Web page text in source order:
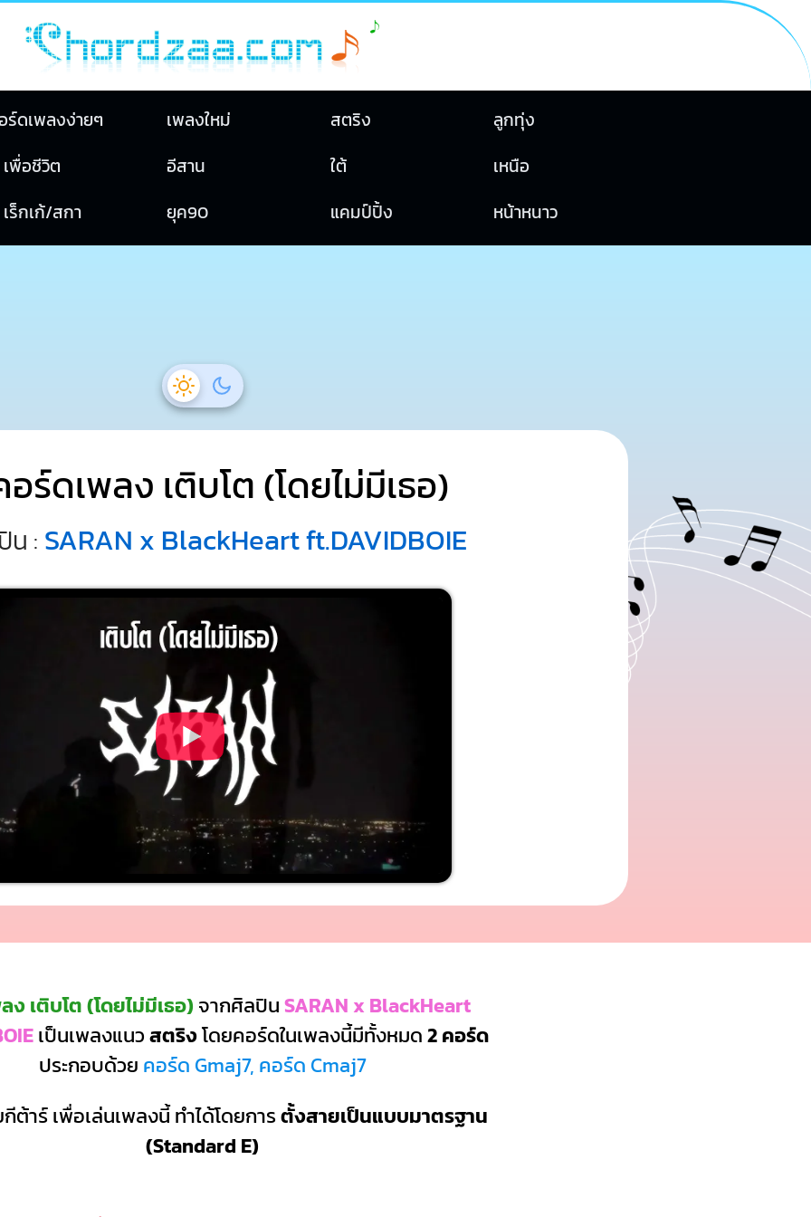
ร์ดเพลงง่ายๆ เพลงใหม่ สตริง
ลูกทุ่ง
เพื่อชีวิต
อีสาน ใต้
เหนือ
เร็กเก้/สกา
ยุค90 แคมป์ปิ้ง หน้าหนาว
ร์ดเพลง เติบโต (โดยไม่มีเธอ)
น : SARAN x BlackHeart ft.DAVIDBOIE
ง เติบโต (โดยไม่มีเธอ) จากศิลปินSARAN x BlackHeart
เป็นเพลงแนวสตริงโดยคอร์ดในเพลงนี้มีทั้งหมด2 คอร์ด
ประกอบด้วย คอร์ด Gmaj7, คอร์ด Cmaj7
ต้าร์ เพื่อเล่นเพลงนี้ ทำได้โดยการตั้งสายเป็นแบบมาตรฐาน
(Standard E)